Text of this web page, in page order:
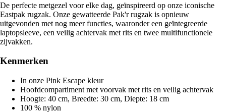
De perfecte metgezel voor elke dag, geïnspireerd op onze iconische
Eastpak rugzak. Onze gewatteerde Pak'r rugzak is opnieuw
uitgevonden met nog meer functies, waaronder een geïntegreerde
laptopsleeve, een veilig achtervak met rits en twee multifunctionele
zijvakken.
Kenmerken
In onze Pink Escape kleur
Hoofdcompartiment met voorvak met rits en veilig achtervak
Hoogte: 40 cm, Breedte: 30 cm, Diepte: 18 cm
100 % nylon